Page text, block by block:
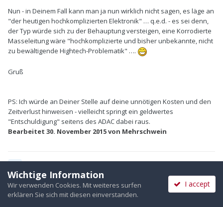
Nun - in Deinem Fall kann man ja nun wirklich nicht sagen, es läge an
"der heutigen hochkomplizierten Elektronik" … q.e.d. - es sei denn,
der Typ würde sich zu der Behauptung versteigen, eine Korrodierte
Masseleitung wäre "hochkomplizierte und bisher unbekannte, nicht
zu bewältigende Hightech-Problematik" ….
Gruß
PS: Ich würde an Deiner Stelle auf deine unnötigen Kosten und den
Zeitverlust hinweisen - vielleicht springt ein geldwertes
"Entschuldigung" seitens des ADAC dabei raus.
Bearbeitet 30. November 2015von Mehrschwein
Wichtige Information
Wir verwenden Cookies. Mit weiteres surfen
erklären Sie sich mit diesen einverstanden.
I accept